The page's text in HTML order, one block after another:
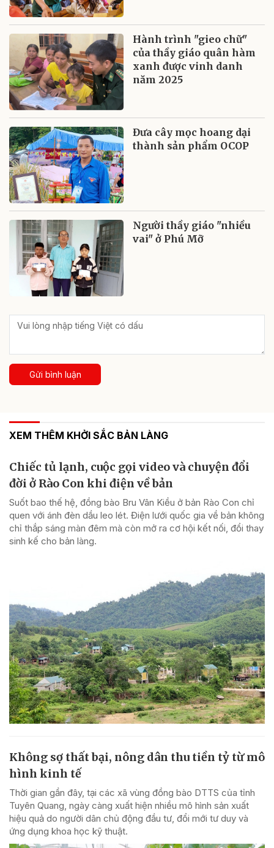
Hành trình "gieo chữ"
của thầy giáo quân hàm
xanh được vinh danh
năm 2025
Đưa cây mọc hoang dại
thành sản phẩm OCOP
Người thầy giáo "nhiều
vai" ở Phú Mỡ
Gửi bình luận
XEM THÊM KHỞI SẮC BẢN LÀNG
Chiếc tủ lạnh, cuộc gọi video và chuyện đổi
đời ở Rào Con khi điện về bản
Suốt bao thế hệ, đồng bào Bru Vân Kiều ở bản Rào Con chỉ
quen với ánh đèn dầu leo lét. Điện lưới quốc gia về bản không
chỉ thắp sáng màn đêm mà còn mở ra cơ hội kết nối, đổi thay
sinh kế cho bản làng.
Không sợ thất bại, nông dân thu tiền tỷ từ mô
hình kinh tế
Thời gian gần đây, tại các xã vùng đồng bào DTTS của tỉnh
Tuyên Quang, ngày càng xuất hiện nhiều mô hình sản xuất
hiệu quả do người dân chủ động đầu tư, đổi mới tư duy và
ứng dụng khoa học kỹ thuật.